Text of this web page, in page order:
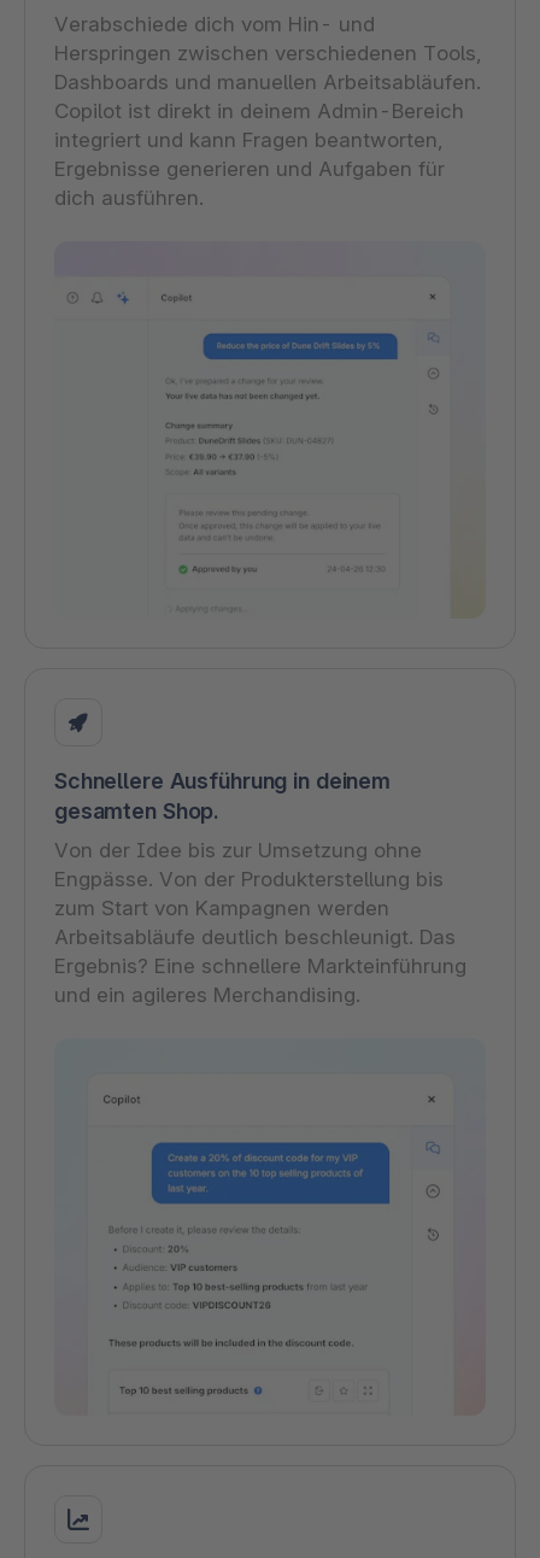
Verabschiede dich vom Hin- und
Herspringen zwischen verschiedenen Tools,
Dashboards und manuellen Arbeitsabläufen.
Copilot ist direkt in deinem Admin-Bereich
integriert und kann Fragen beantworten,
Ergebnisse generieren und Aufgaben für
dich ausführen.
Schnellere Ausführung in deinem
gesamten Shop.
Von der Idee bis zur Umsetzung ohne
Engpässe. Von der Produkterstellung bis
zum Start von Kampagnen werden
Arbeitsabläufe deutlich beschleunigt. Das
Ergebnis? Eine schnellere Markteinführung
und ein agileres Merchandising.